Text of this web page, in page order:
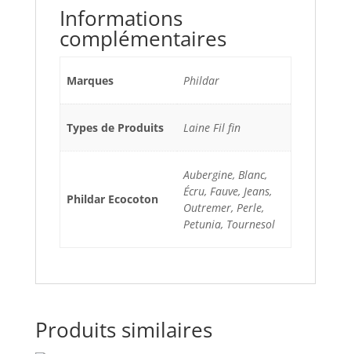
Informations
complémentaires
Marques Phildar
Types de Produits Laine Fil fin
Phildar Ecocoton
Aubergine, Blanc,
Écru, Fauve, Jeans,
Outremer, Perle,
Petunia, Tournesol
Produits similaires